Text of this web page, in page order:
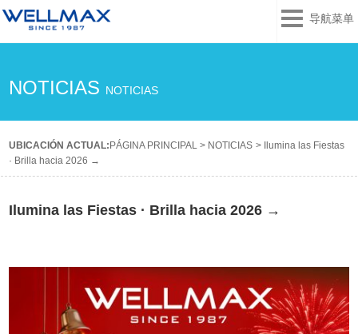
导航菜单
NOTICIAS NOTICIAS
UBICACIÓN ACTUAL: PÁGINA PRINCIPAL > NOTICIAS >
Ilumina las Fiestas
· Brilla hacia 2026 →
Ilumina las Fiestas · Brilla hacia 2026 →